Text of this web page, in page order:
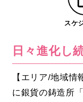
スケ
日々進化し
【エリア/地域
に銀貨の鋳造所